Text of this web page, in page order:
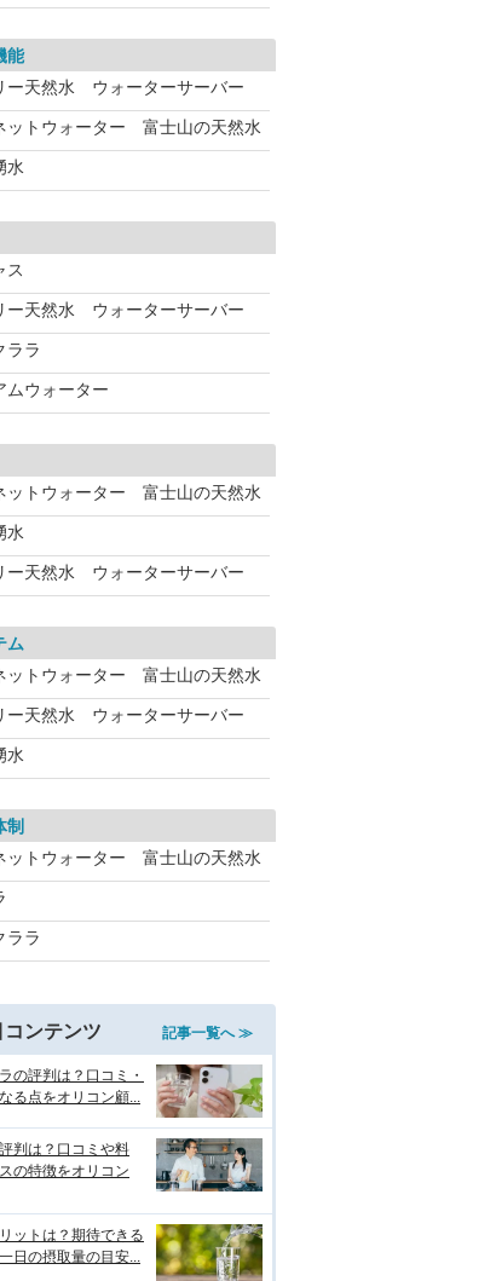
能
ー天然水 ウォーターサーバー
ットウォーター 富士山の天然水
水
ス
ー天然水 ウォーターサーバー
ララ
ムウォーター
ットウォーター 富士山の天然水
水
ー天然水 ウォーターサーバー
ム
ットウォーター 富士山の天然水
ー天然水 ウォーターサーバー
水
制
ットウォーター 富士山の天然水
ララ
コンテンツ 記事一覧へ ≫
の評判は？口コミ・
る点をオリコン顧...
判は？口コミや料
の特徴をオリコン
ットは？期待できる
日の摂取量の目安...